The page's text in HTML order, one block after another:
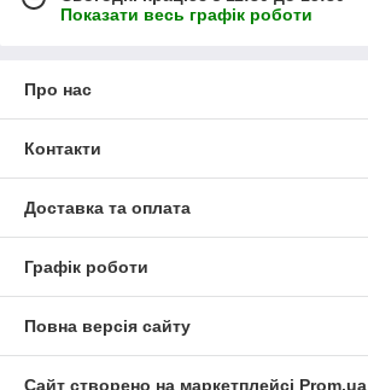
Показати весь графік роботи
Про нас
Контакти
Доставка та оплата
Графік роботи
Повна версія сайту
Сайт створено на маркетплейсі Prom.ua